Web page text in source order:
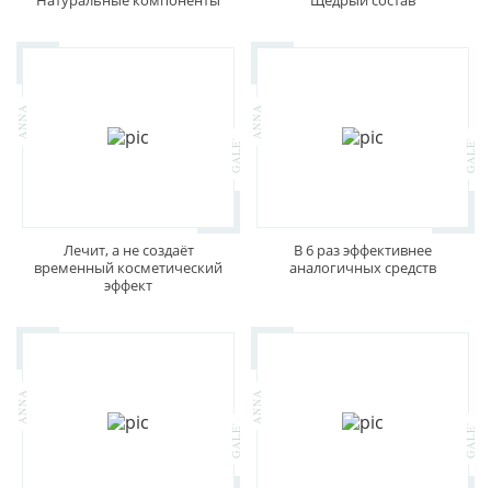
Лечит, а не создаёт
временный косметический
эффект
В 6 раз эффективнее
аналогичных средств